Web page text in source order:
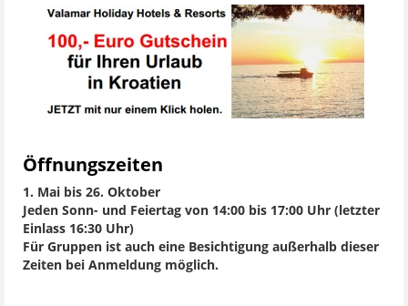
Öffnungszeiten
1. Mai bis 26. Oktober
Jeden Sonn- und Feiertag von 14:00 bis 17:00 Uhr (letzter
Einlass 16:30 Uhr)
Für Gruppen ist auch eine Besichtigung außerhalb dieser
Zeiten bei Anmeldung möglich.